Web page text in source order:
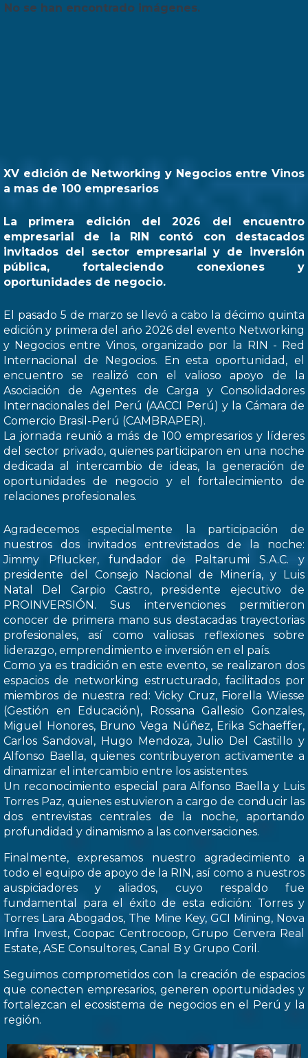
No se han encontrado imágenes.
XV edición de Networking y Negocios entre Vinos
a mas de 100 empresarios
La primera edición del 2026 del encuentro
empresarial de la RIN contó con destacados
invitados del sector empresarial y de inversión
pública, fortaleciendo conexiones y
oportunidades de negocio.
El pasado 5 de marzo se llevó a cabo la décimo quinta
edición y primera del ańo 2026 del evento Networking
y Negocios entre Vinos, organizado por la RIN - Red
Internacional de Negocios. En esta oportunidad, el
encuentro se realizó con el valioso apoyo de la
Asociación de Agentes de Carga y Consolidadores
Internacionales del Perú (AACCI Perú) y la Cámara de
Comercio Brasil-Perú (CAMBRAPER).
La jornada reunió a más de 100 empresarios y líderes
del sector privado, quienes participaron en una noche
dedicada al intercambio de ideas, la generación de
oportunidades de negocio y el fortalecimiento de
relaciones profesionales.
Agradecemos especialmente la participación de
nuestros dos invitados entrevistados de la noche:
Jimmy Pflucker, fundador de Paltarumi S.A.C. y
presidente del Consejo Nacional de Minería, y Luis
Natal Del Carpio Castro, presidente ejecutivo de
PROINVERSIÓN. Sus intervenciones permitieron
conocer de primera mano sus destacadas trayectorias
profesionales, así como valiosas reflexiones sobre
liderazgo, emprendimiento e inversión en el país.
Como ya es tradición en este evento, se realizaron dos
espacios de networking estructurado, facilitados por
miembros de nuestra red: Vicky Cruz, Fiorella Wiesse
(Gestión en Educación), Rossana Gallesio Gonzales,
Miguel Honores, Bruno Vega Núñez, Erika Schaeffer,
Carlos Sandoval, Hugo Mendoza, Julio Del Castillo y
Alfonso Baella, quienes contribuyeron activamente a
dinamizar el intercambio entre los asistentes.
Un reconocimiento especial para Alfonso Baella y Luis
Torres Paz, quienes estuvieron a cargo de conducir las
dos entrevistas centrales de la noche, aportando
profundidad y dinamismo a las conversaciones.
Finalmente, expresamos nuestro agradecimiento a
todo el equipo de apoyo de la RIN, así como a nuestros
auspiciadores y aliados, cuyo respaldo fue
fundamental para el éxito de esta edición: Torres y
Torres Lara Abogados, The Mine Key, GCI Mining, Nova
Infra Invest, Coopac Centrocoop, Grupo Cervera Real
Estate, ASE Consultores, Canal B y Grupo Coril.
Seguimos comprometidos con la creación de espacios
que conecten empresarios, generen oportunidades y
fortalezcan el ecosistema de negocios en el Perú y la
región.